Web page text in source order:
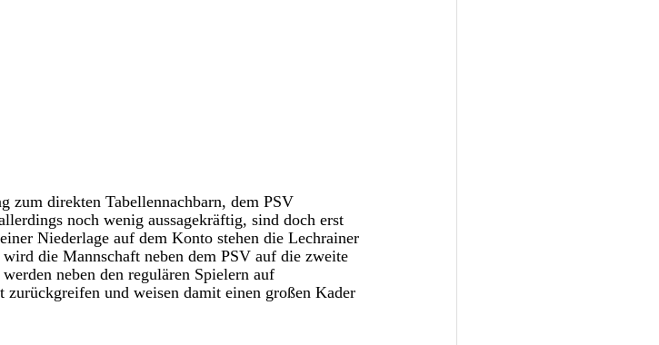
zum direkten Tabellennachbarn, dem PSV
noch wenig aussagekräftig, sind doch erst
Niederlage auf dem Konto stehen die Lechrainer
die Mannschaft neben dem PSV auf die zweite
neben den regulären Spielern auf
und weisen damit einen großen Kader